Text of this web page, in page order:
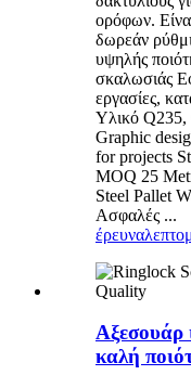
ορόφων.
δωρεάν
υψηλής
σκαλωσιάς
εργασίες,
Υλικό
Graphic
for projects
MOQ 25
Steel Pallet
Ασφαλές ...
έρευνα
Αξεσουάρ
καλή